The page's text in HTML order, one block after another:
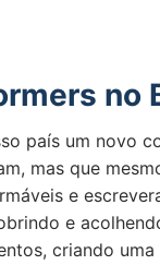
no
país um novo
mas que
e
e
criando